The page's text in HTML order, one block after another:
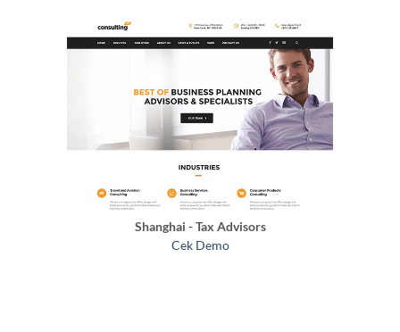
Shanghai - Tax Advisors
Cek Demo